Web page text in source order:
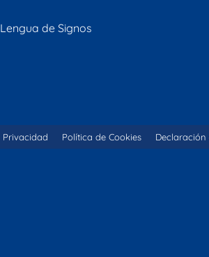
de Signos
Privacidad Política de Cookies